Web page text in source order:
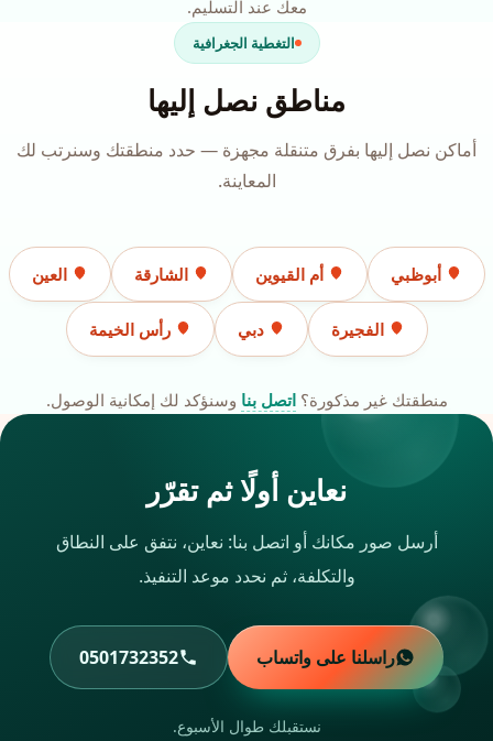
معك عند التسليم.
التغطية الجغرافية
مناطق نصل إليها
أماكن نصل إليها بفرق متنقلة مجهزة — حدد منطقتك وسنرتب لك
المعاينة.
أبوظبي أم القيوين الشارقة العين
الفجيرة دبي رأس الخيمة
منطقتك غير مذكورة؟اتصل بنا وسنؤكد لك إمكانية الوصول.
نعاين أولًا ثم تقرّر
أرسل صور مكانك أو اتصل بنا: نعاين، نتفق على النطاق
والتكلفة، ثم نحدد موعد التنفيذ.
راسلنا على واتساب 0501732352
نستقبلك طوال الأسبوع.